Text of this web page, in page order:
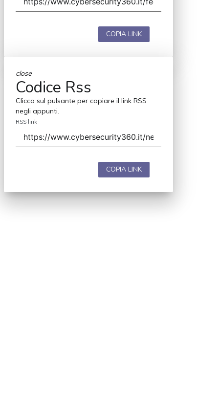
COPIA LINK
close
Codice Rss
Clicca sul pulsante per copiare il link RSS
negli appunti.
RSS link
COPIA LINK